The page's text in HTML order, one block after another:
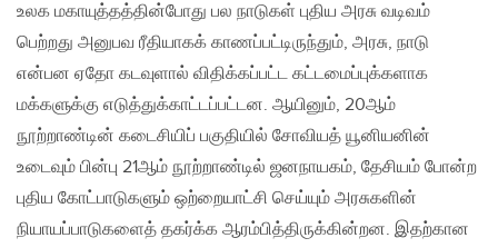
உலக மகாயுத்தத்தின்போது பல நாடுகள் புதிய அரசு வடிவம்
பெற்றது அனுபவ ரீதியாகக் காணப்பட்டிருந்தும், அரசு, நாடு
என்பன ஏதோ கடவுளால் விதிக்கப்பட்ட கட்டமைப்புக்களாக
மக்களுக்கு எடுத்துக்காட்டப்பட்டன. ஆயினும், 20ஆம்
நூற்றாண்டின் கடைசியிப் பகுதியில் சோவியத் யூனியனின்
உடைவும் பின்பு 21ஆம் நூற்றாண்டில் ஜனநாயகம், தேசியம் போன்ற
புதிய கோட்பாடுகளும் ஒற்றையாட்சி செய்யும் அரசுகளின்
நியாயப்பாடுகளைத் தகர்க்க ஆரம்பித்திருக்கின்றன. இதற்கான